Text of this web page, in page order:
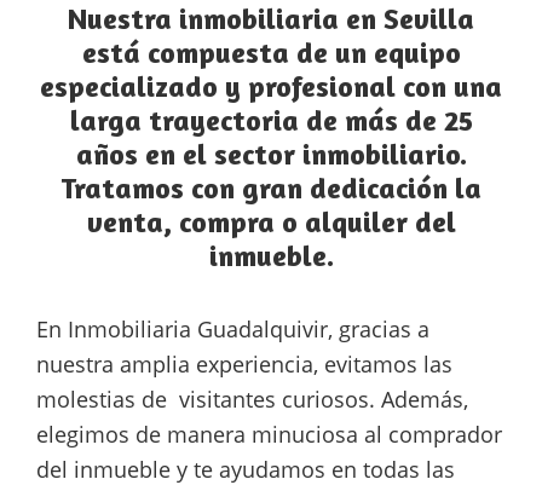
Nuestra inmobiliaria en Sevilla
está compuesta de un equipo
especializado y profesional con una
larga trayectoria de más de 25
años en el sector inmobiliario.
Tratamos con gran dedicación la
venta, compra o alquiler del
inmueble.
En Inmobiliaria Guadalquivir, gracias a
nuestra amplia experiencia, evitamos las
molestias de visitantes curiosos. Además,
elegimos de manera minuciosa al comprador
del inmueble y te ayudamos en todas las